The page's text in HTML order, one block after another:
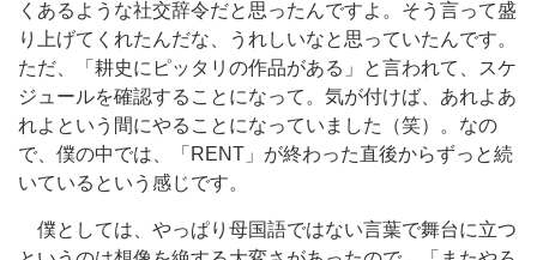
くあるような社交辞令だと思ったんですよ。そう言って盛
り上げてくれたんだな、うれしいなと思っていたんです。
ただ、「耕史にピッタリの作品がある」と言われて、スケ
ジュールを確認することになって。気が付けば、あれよあ
れよという間にやることになっていました（笑）。なの
で、僕の中では、「RENT」が終わった直後からずっと続
いているという感じです。
僕としては、やっぱり母国語ではない言葉で舞台に立つ